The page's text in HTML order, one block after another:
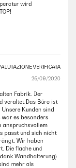
wird
VERIFICATA
25/09/2020
Fabrik. Der
veraltet.Das Büro ist
Kunden sind
war es besonders
anspruchsvollem
passt und sich nicht
Wir haben
Die flache und
Wandhalterung)
mehr als